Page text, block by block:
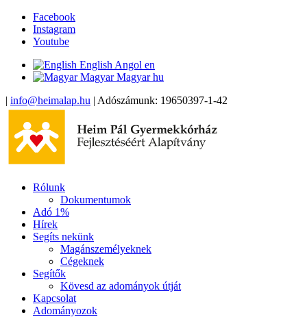
Facebook
Instagram
Youtube
English Angol en
Magyar Magyar hu
| info@heimalap.hu | Adószámunk: 19650397-1-42
Rólunk
Dokumentumok
Adó 1%
Hírek
Segíts nekünk
Magánszemélyeknek
Cégeknek
Segítők
Kövesd az adományok útját
Kapcsolat
Adományozok